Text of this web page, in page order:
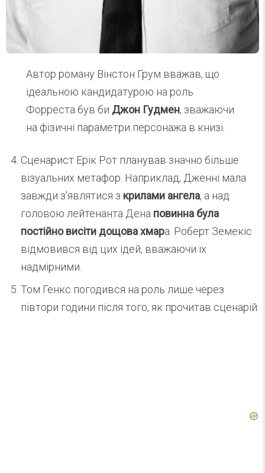
Автор роману Вінстон Грум вважав, що
ідеальною кандидатурою на роль
Форреста був би Джон Гудмен, зважаючи
на фізичні параметри персонажа в книзі.
Сценарист Ерік Рот планував значно більше
візуальних метафор. Наприклад, Дженні мала
завжди з’являтися з крилами ангела, а над
головою лейтенанта Дена повинна була
постійно висіти дощова хмара. Роберт Земекіс
відмовився від цих ідей, вважаючи їх
надмірними.
Том Генкс погодився на роль лише через
півтори години після того, як прочитав сценарій.